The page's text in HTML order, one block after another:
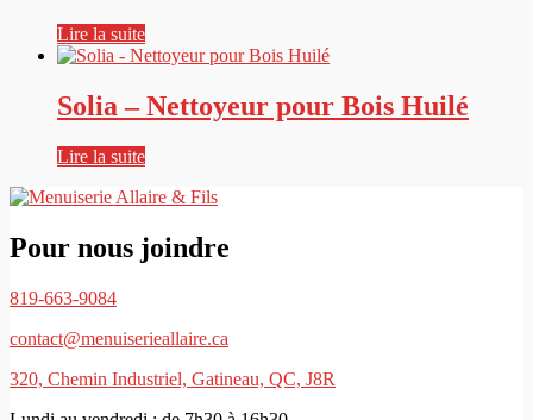
Lire la suite
Solia – Nettoyeur pour Bois Huilé
Lire la suite
Pour nous joindre
819-663-9084
contact@menuiserieallaire.ca
320, Chemin Industriel, Gatineau, QC, J8R